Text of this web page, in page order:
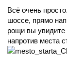
Всё очень
шоссе, прямо
рощи вы увидите
напротив места